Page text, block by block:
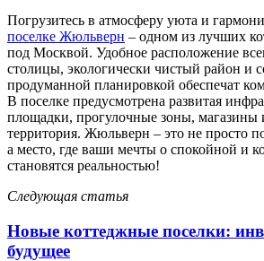
Погрузитесь в атмосферу уюта и
поселке Жюльверн – одном из лучших
под Москвой. Удобное расположение
столицы, экологически чистый район и
продуманной планировкой обеспечат
В поселке предусмотрена развитая
площадки, прогулочные зоны, магазины
территория. Жюльверн – это не просто
а место, где ваши мечты о спокойной и
становятся реальностью!
Следующая статья
Новые коттеджные поселки:
будущее